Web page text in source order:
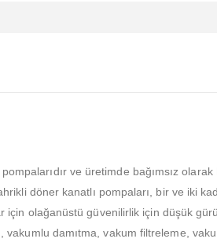
ve üretimde bağımsız
döner kanatlı pompaları, bir ve iki
olağanüstü güvenilirlik için düşük
damıtma, vakum filtreleme,